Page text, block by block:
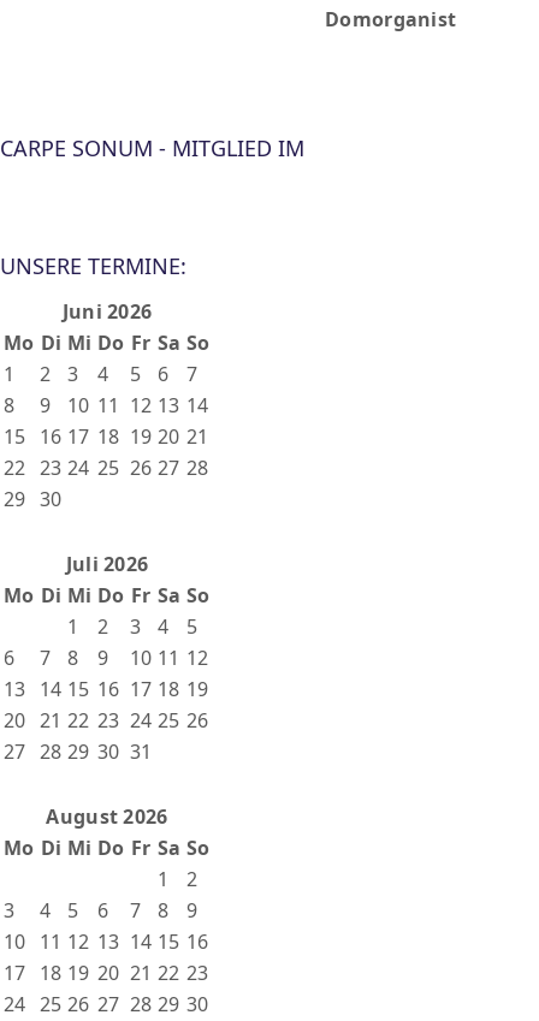
Domorganist
CARPE SONUM - MITGLIED IM
UNSERE TERMINE:
Juni 2026
Mo Di Mi Do Fr Sa So
1
2 3 4 5 6
7
8
9 10 11 12 13 14
15 16 17 18 19 20 21
22 23 24 25 26 27 28
29 30
Juli 2026
Mo Di Mi Do Fr Sa So
1
2 3 4
5
6
7 8 9 10 11 12
13 14 15 16 17 18 19
20 21 22 23 24 25 26
27 28 29 30 31
August 2026
Mo Di Mi Do Fr Sa So
1
2
3
4 5 6 7 8
9
10 11 12 13 14 15 16
17 18 19 20 21 22 23
24 25 26 27 28 29 30